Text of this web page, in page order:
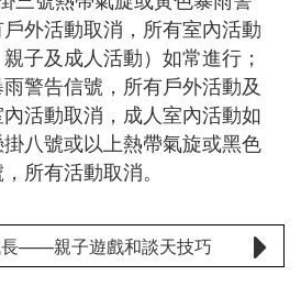
外活動取消，所有室內活動
親子及成人活動）如常進行；
警告信號，所有戶外活動及
活動取消，成人室內活動如
八號或以上熱帶氣旋或黑色
所有活動取消。
長——親子遊戲和談天技巧